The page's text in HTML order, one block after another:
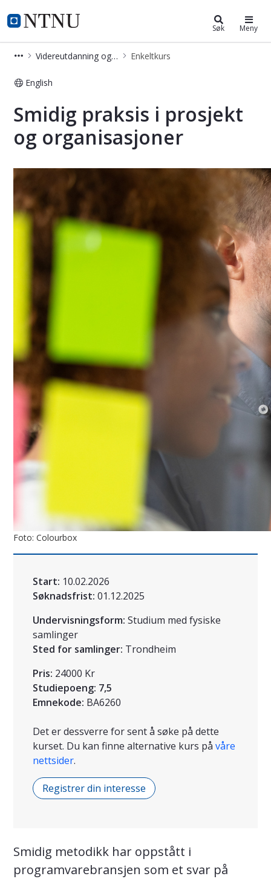
NTNU Hjemmeside
Videreutdanning og deltidsstudier
Søk Meny
Videreutdanning og deltidsstudier Enkeltkurs
English
Smidig praksis i prosjekt og
Smidig praksis i prosjekt
og organisasjoner
Foto: Colourbox
Start: 10.02.2026
Søknadsfrist: 01.12.2025
Undervisningsform: Studium med fysiske
samlinger
Sted for samlinger: Trondheim
Pris: 24000 Kr
Studiepoeng: 7,5
Emnekode: BA6260
Det er dessverre for sent å søke på dette
kurset. Du kan finne alternative kurs på våre
nettsider.
Registrer din interesse
Smidig metodikk har oppstått i
programvarebransjen som et svar på